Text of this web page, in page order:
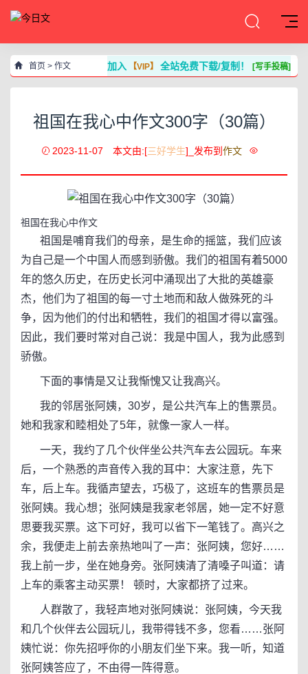
首页 > 作文 加入【VIP】 全站免费下载/复制！ [写手投稿]
祖国在我心中作文300字（30篇）
2023-11-07 本文由:[三好学生]_发布到 作文
祖国在我心中作文
祖国是哺育我们的母亲，是生命的摇篮，我们应该
为自己是一个中国人而感到骄傲。我们的祖国有着5000
年的悠久历史，在历史长河中涌现出了大批的英雄豪
杰，他们为了祖国的每一寸土地而和敌人做殊死的斗
争，因为他们的付出和牺牲，我们的祖国才得以富强。
因此，我们要时常对自己说：我是中国人，我为此感到
骄傲。
下面的事情是又让我惭愧又让我高兴。
我的邻居张阿姨，30岁，是公共汽车上的售票员。
她和我家和睦相处了5年，就像一家人一样。
一天，我约了几个伙伴坐公共汽车去公园玩。车来
后，一个熟悉的声音传入我的耳中：大家注意，先下
车，后上车。我循声望去，巧极了，这班车的售票员是
张阿姨。我心想；张阿姨是我家老邻居，她一定不好意
思要我买票。这下可好，我可以省下一笔钱了。高兴之
余，我便走上前去亲热地叫了一声：张阿姨，您好……
我上前一步，坐在她身旁。张阿姨清了清嗓子叫道：请
上车的乘客主动买票！ 顿时，大家都挤了过来。
人群散了，我轻声地对张阿姨说：张阿姨，今天我
和几个伙伴去公园玩儿，我带得钱不多，您看……张阿
姨忙说：你先招呼你的小朋友们坐下来。我一听，知道
张阿姨答应了，不由得一阵得意。